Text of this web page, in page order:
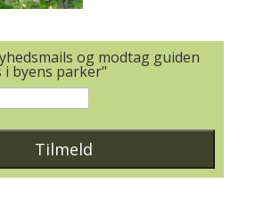
og modtag guiden
byens parker"